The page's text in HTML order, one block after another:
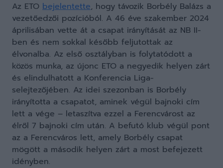
Az ETO bejelentette, hogy távozik Borbély Balázs a
vezetőedzői pozícióból. A 46 éve szakember 2024
áprilisában vette át a csapat irányítását az NB II-
ben és nem sokkal később feljutottak az
élvonalba. Az első osztályban is folytatódott a
közös munka, az újonc ETO a negyedik helyen zárt
és elindulhatott a Konferencia Liga-
selejtezőjében. Az idei szezonban is Borbély
irányította a csapatot, aminek végül bajnoki cím
lett a vége – letaszítva ezzel a Ferencvárost az
élről 7 bajnoki cím után. A befutó klub végül pont
az a Ferencváros lett, amely Borbély csapat
mögött a második helyen zárt a most befejezett
idényben.